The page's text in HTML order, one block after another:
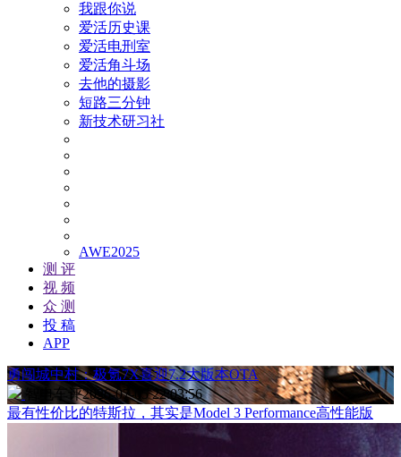
我跟你说
爱活历史课
爱活电刑室
爱活角斗场
去他的摄影
短路三分钟
新技术研习社
AWE2025
测 评
视 频
众 测
投 稿
APP
勇闯城中村：极氪7X喜迎7.2大版本OTA
智电车评2026-07-05 22:03:56
最有性价比的特斯拉，其实是Model 3 Performance高性能版